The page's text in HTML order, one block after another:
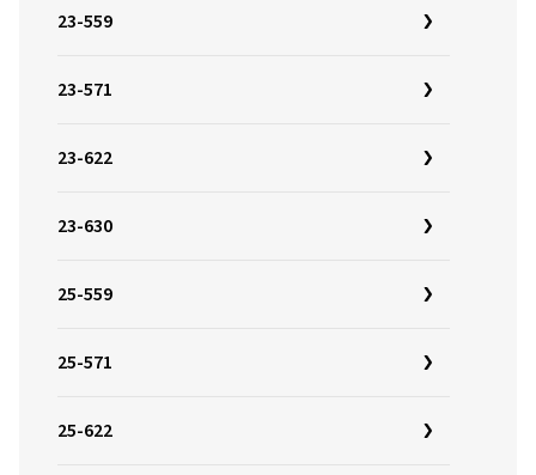
23-559
23-571
23-622
23-630
25-559
25-571
25-622